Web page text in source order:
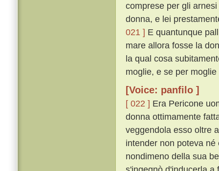
comprese per gli
donna, e lei
021 ] E quantunque
mare allora fosse la
la qual cosa
moglie, e se per
[Voice: panfilo ]
[ 022 ] Era Pericone
donna ottimamente
veggendola esso oltre
intender non poteva
nondimeno della sua